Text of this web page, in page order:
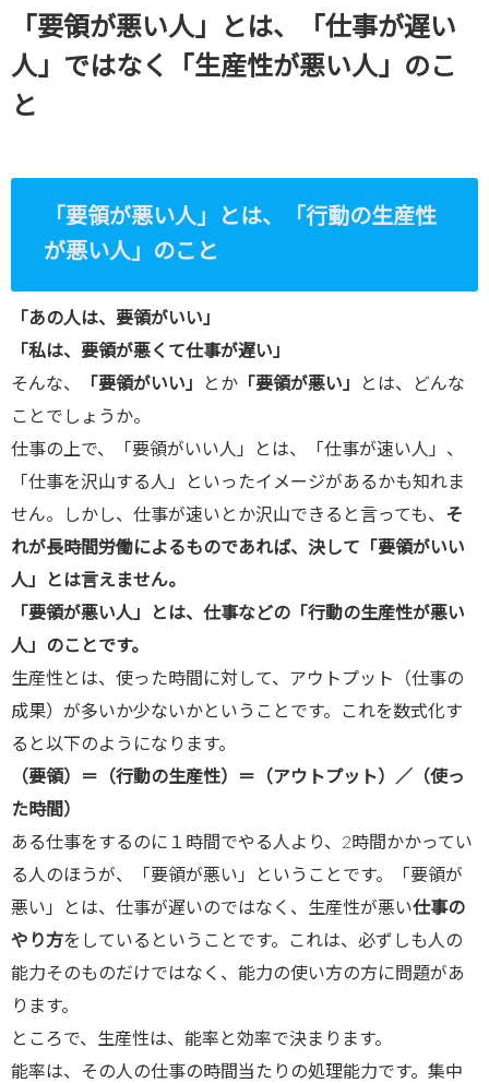
array key
72901/kaik
/public_htm
l/wp-
content/plu
gins/sns-
count-
「要領が悪い人」とは、「仕事が遅い
人」ではなく「生産性が悪い人」のこ
と
「要領が悪い人」とは、「行動の生産性
が悪い人」のこと
「あの人は、要領がいい」
「私は、要領が悪くて仕事が遅い」
そんな、
「要領がいい」 とか 「要領が悪い」
とは、どんな
ことでしょうか。
仕事の上で、「要領がいい人」とは、「仕事が速い人」、
「仕事を沢山する人」といったイメージがあるかも知れま
せん。しかし、仕事が速いとか沢山できると言っても、 そ
れが長時間労働によるものであれば、決して「要領がいい
人」とは言えません。
「要領が悪い人」とは、仕事などの「行動の生産性が悪い
人」のことです。
生産性とは、使った時間に対して、アウトプット（仕事の
成果）が多いか少ないかということです。これを数式化す
ると以下のようになります。
（要領）＝（行動の生産性）＝（アウトプット）／（使っ
た時間）
ある仕事をするのに１時間でやる人より、2時間かかってい
る人のほうが、「要領が悪い」ということです。「要領が
悪い」とは、仕事が遅いのではなく、生産性が悪い仕事の
やり方をしているということです。これは、必ずしも人の
能力そのものだけではなく、能力の使い方の方に問題があ
ります。
ところで、生産性は、能率と効率で決まります。
能率は、その人の仕事の時間当たりの処理能力です。集中